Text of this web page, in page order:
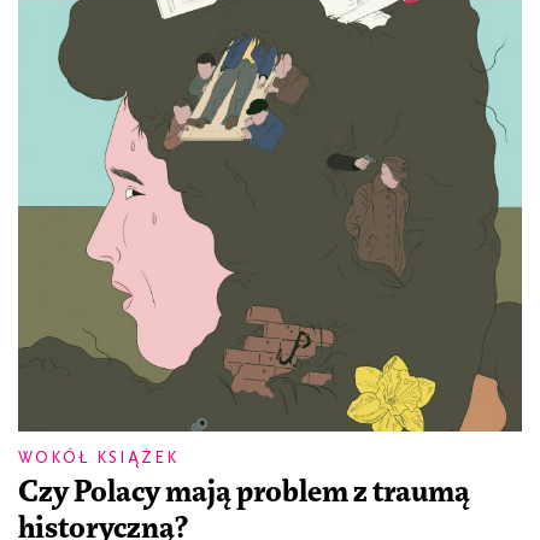
WOKÓŁ KSIĄŻEK
Czy Polacy mają problem z traumą
historyczną?